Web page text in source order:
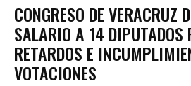
CONGRESO DE VERACRUZ
SALARIO A 14 DIPUTADOS
RETARDOS E
VOTACIONES